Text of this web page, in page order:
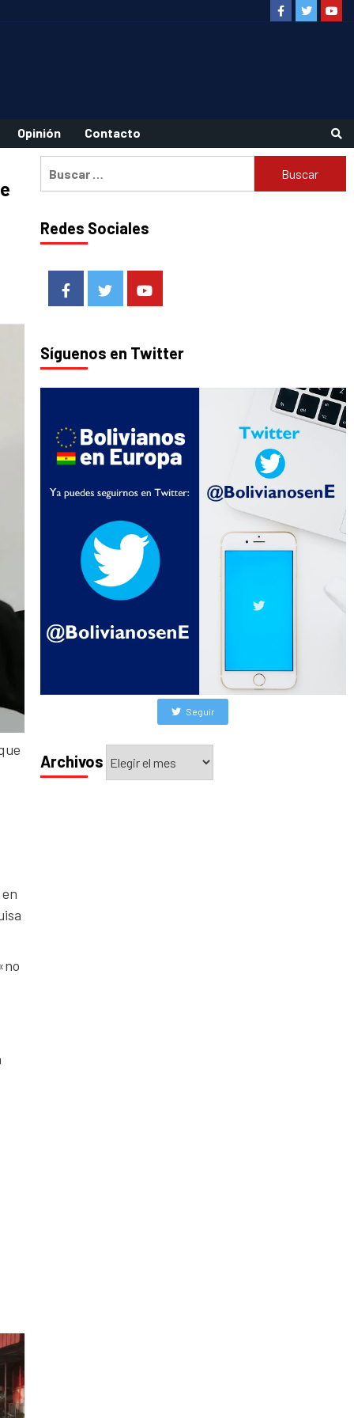
FacebookTwitter
Opinión Contacto
Redes Sociales
FacebookTwitterYoutube
Síguenos en Twitter
Seguir
Archivos
Archivos